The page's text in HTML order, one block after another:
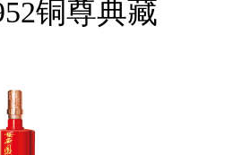
铜尊典藏